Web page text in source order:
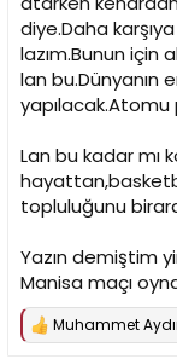
diye.Daha
lazım.Bunun için
lan bu.Dünyanın
yapılacak.Atomu
Lan bu kadar mı
topluluğunu
Yazın demiştim
Manisa maçı
T
Muhammet